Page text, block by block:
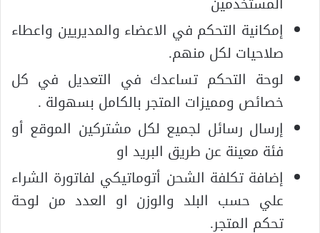
إمكانية التحكم في الاعضاء والمديريين واعطاء
صلاحيات لكل منهم.
لوحة التحكم تساعدك في التعديل في كل
خصائص ومميزات المتجر بالكامل بسهولة .
إرسال رسائل لجميع لكل مشتركين الموقع أو
فئة معينة عن طريق البريد او
إضافة تكلفة الشحن أتوماتيكي لفاتورة الشراء
علي حسب البلد والوزن او العدد من لوحة
تحكم المتجر.